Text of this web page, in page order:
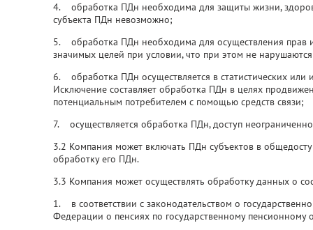
4. обработка ПДн необходима для защиты жизни,
субъекта ПДн невозможно;
5. обработка ПДн необходима для осуществления прав
значимых целей при условии, что при этом не
6. обработка ПДн осуществляется в статистических или
Исключение составляет обработка ПДн в целях
потенциальным потребителем с помощью средств связи;
7. осуществляется обработка ПДн, доступ
3.2 Компания может включать ПДн субъектов в
обработку его ПДн.
3.3 Компания может осуществлять обработку данных о
1. в соответствии с законодательством о
Федерации о пенсиях по государственному пенсионному